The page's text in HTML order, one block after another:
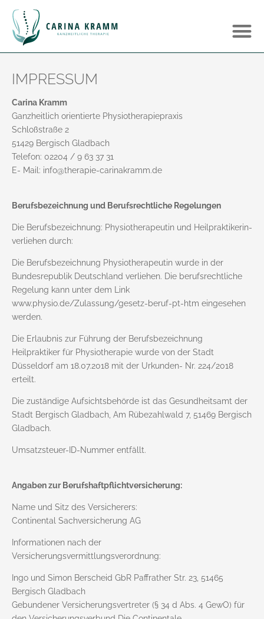
IMPRESSUM
Carina Kramm
Ganzheitlich orientierte Physiotherapiepraxis
Schloßstraße 2
51429 Bergisch Gladbach
Telefon: 02204 / 9 63 37 31
E- Mail: info@therapie-carinakramm.de
Berufsbezeichnung und Berufsrechtliche Regelungen
Die Berufsbezeichnung: Physiotherapeutin und Heilpraktikerin-
verliehen durch:
Die Berufsbezeichnung Physiotherapeutin wurde in der
Bundesrepublik Deutschland verliehen. Die berufsrechtliche
Regelung kann unter dem Link
www.physio.de/Zulassung/gesetz-beruf-pt-htm eingesehen
werden.
Die Erlaubnis zur Führung der Berufsbezeichnung
Heilpraktiker für Physiotherapie wurde von der Stadt
Düsseldorf am 18.07.2018 mit der Urkunden- Nr. 224/2018
erteilt.
Die zuständige Aufsichtsbehörde ist das Gesundheitsamt der
Stadt Bergisch Gladbach, Am Rübezahlwald 7, 51469 Bergisch
Gladbach.
Umsatzsteuer-ID-Nummer entfällt.
Angaben zur Berufshaftpflichtversicherung:
Name und Sitz des Versicherers:
Continental Sachversicherung AG
Informationen nach der
Versicherungsvermittlungsverordnung:
Ingo und Simon Berscheid GbR Paffrather Str. 23, 51465
Bergisch Gladbach
Gebundener Versicherungsvertreter (§ 34 d Abs. 4 GewO) für